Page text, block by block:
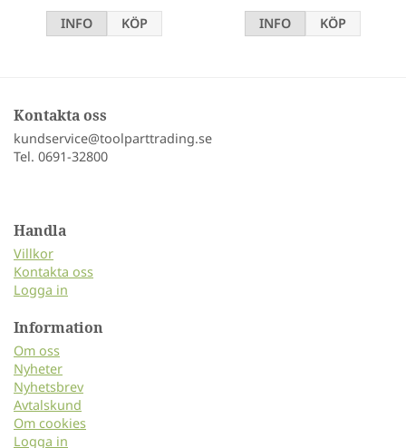
INFO KÖP INFO KÖP
Kontakta oss
kundservice@toolparttrading.se
Tel. 0691-32800
Handla
Villkor
Kontakta oss
Logga in
Information
Om oss
Nyheter
Nyhetsbrev
Avtalskund
Om cookies
Logga in